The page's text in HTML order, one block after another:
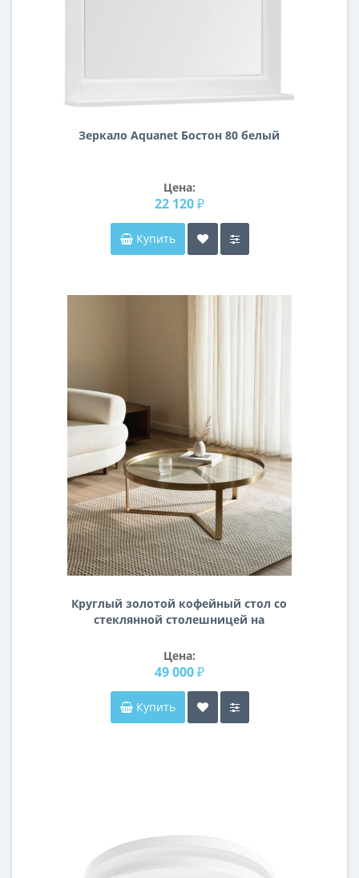
Зеркало Aquanet Бостон 80 белый
Цена:
22 120 ₽
Купить
Круглый золотой кофейный стол со
стеклянной столешницей на
Цена:
49 000 ₽
Купить